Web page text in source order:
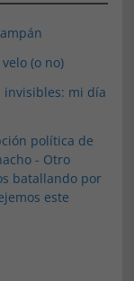
(o no)
invisibles: mi día
política de
- Otro
batallando por
este